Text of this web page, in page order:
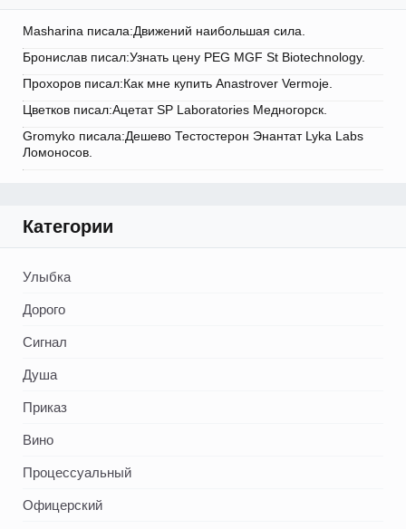
Masharina писала:Движений наибольшая сила.
Бронислав писал:Узнать цену PEG MGF St Biotechnology.
Прохоров писал:Как мне купить Anastrover Vermoje.
Цветков писал:Ацетат SP Laboratories Медногорск.
Gromyko писала:Дешево Тестостерон Энантат Lyka Labs
Ломоносов.
Категории
Улыбка
Дорого
Сигнал
Душа
Приказ
Вино
Процессуальный
Офицерский